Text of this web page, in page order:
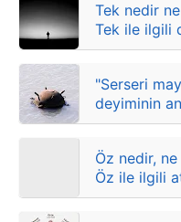
Tek nedir
Tek ile ilgili
atasözleri
"Serseri
deyiminin
Öz nedir,
Öz ile ilgili
deyimler ve